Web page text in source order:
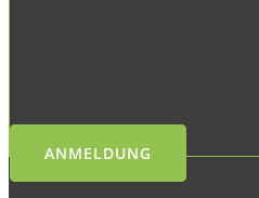
ANMELDUNG